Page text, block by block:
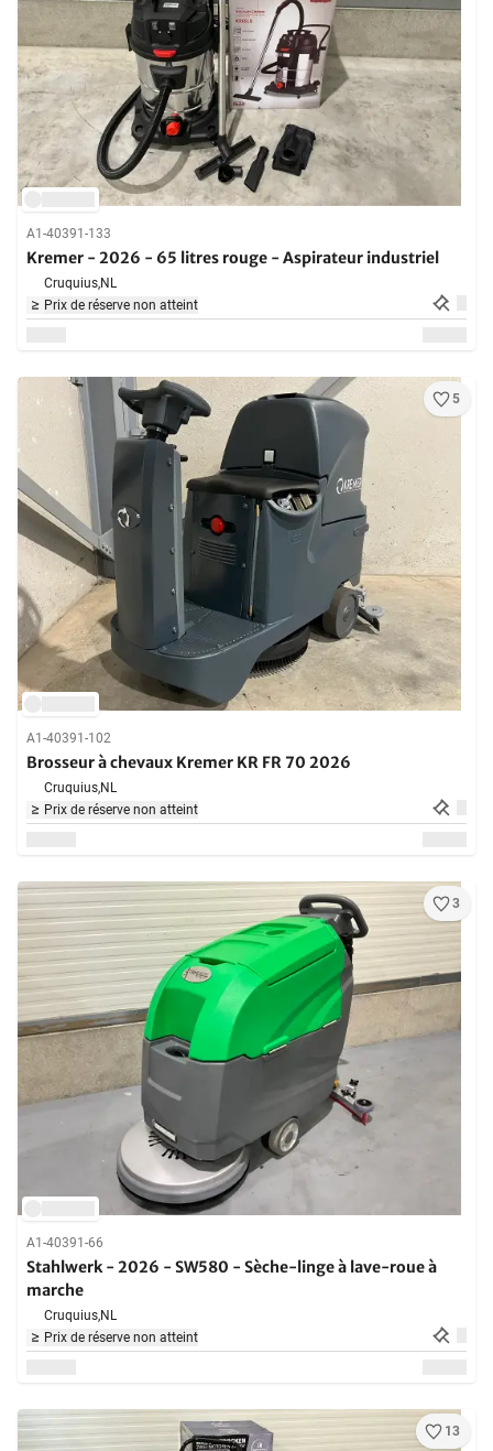
A1-40391-133
Kremer - 2026 - 65 litres rouge - Aspirateur industriel
Cruquius,NL
Prix de réserve non atteint
5
A1-40391-102
Brosseur à chevaux Kremer KR FR 70 2026
Cruquius,NL
Prix de réserve non atteint
3
A1-40391-66
Stahlwerk - 2026 - SW580 - Sèche-linge à lave-roue à
marche
Cruquius,NL
Prix de réserve non atteint
13